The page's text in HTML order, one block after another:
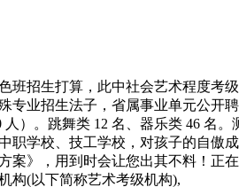
班招生打算，此中社会艺术程度考
业招生法子，省属事业单元公开
）。跳舞类 12 名、器乐类 46 名
学校、技工学校，对孩子的自傲
》，用到时会让您出其不料！正
构(以下简称艺术考级机构),